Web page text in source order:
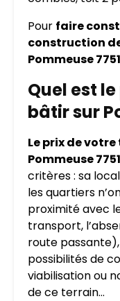
Pour faire
construction
Pommeuse
Quel est
bâtir sur
Le prix de
Pommeuse
critères : sa
les quartiers
proximité avec
transport,
route
possibilités de
viabilisation ou
de ce terrain…